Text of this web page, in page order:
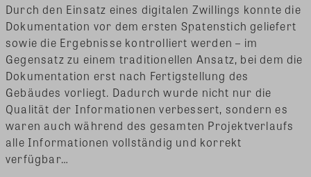
Durch den Einsatz eines digitalen Zwillings konnte die
Dokumentation vor dem ersten Spatenstich geliefert
sowie die Ergebnisse kontrolliert werden – im
Gegensatz zu einem traditionellen Ansatz, bei dem die
Dokumentation erst nach Fertigstellung des
Gebäudes vorliegt. Dadurch wurde nicht nur die
Qualität der Informationen verbessert, sondern es
waren auch während des gesamten Projektverlaufs
alle Informationen vollständig und korrekt
verfügbar…